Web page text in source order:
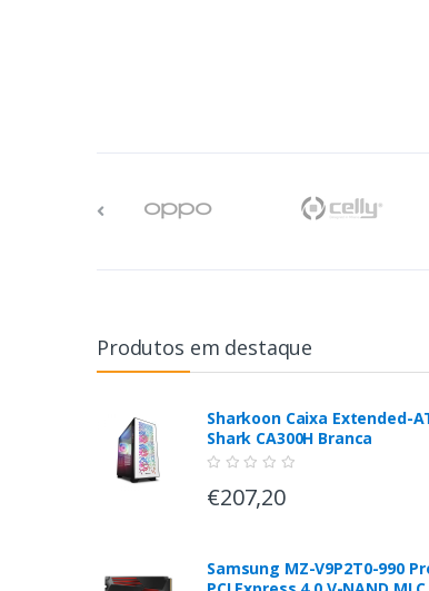
Produtos em destaque
Sharkoon Caixa Extended-
Shark CA300H Branca
€207,20
Samsung MZ-V9P2T0-990